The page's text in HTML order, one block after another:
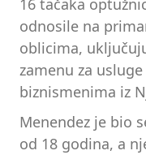
odnosile na
oblicima,
zamenu za
biznismenima iz
Menendez je bio
od 18 godina, a